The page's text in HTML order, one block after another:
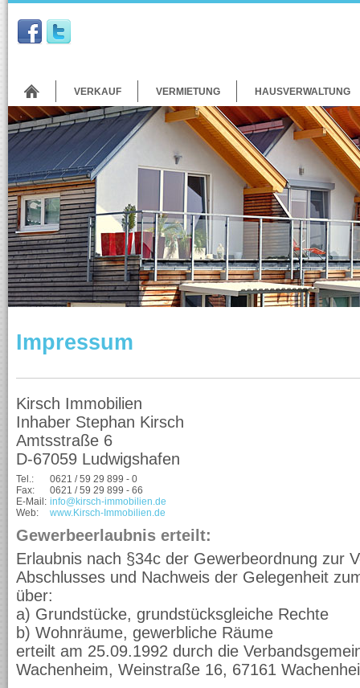
VERKAUF VERMIETUNG HAUSVERWALTUNG
Impressum
Kirsch Immobilien
Inhaber Stephan Kirsch
Amtsstraße 6
D-67059 Ludwigshafen
Tel.:
0621 / 59 29 899 - 0
Fax:
0621 / 59 29 899 - 66
E-Mail: info@kirsch-immobilien.de
Web:
www.Kirsch-Immobilien.de
Gewerbeerlaubnis erteilt:
Erlaubnis nach §34c der Gewerbeordnung zur
Abschlusses und Nachweis der Gelegenheit
über:
a) Grundstücke, grundstücksgleiche Rechte
b) Wohnräume, gewerbliche Räume
erteilt am 25.09.1992 durch die
Wachenheim, Weinstraße 16, 67161